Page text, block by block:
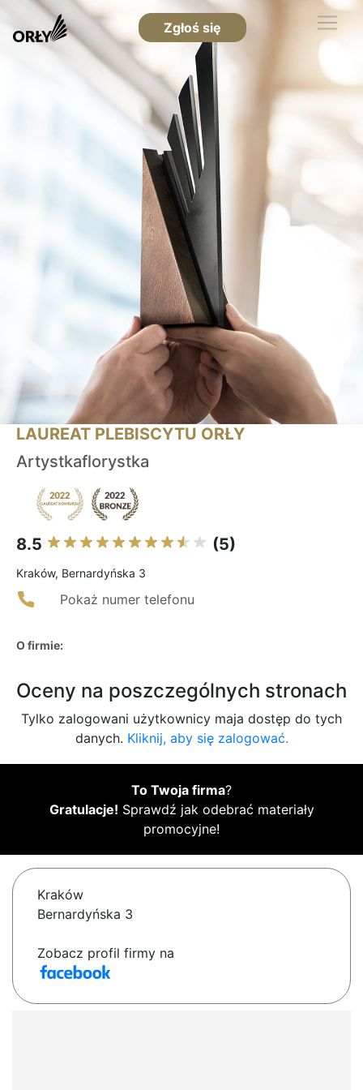
Zgłoś się
LAUREAT PLEBISCYTU ORŁY
Artystkaflorystka
8.5 (5)
Kraków, Bernardyńska 3
Pokaż numer telefonu
O firmie:
Oceny na poszczególnych stronach
Tylko zalogowani użytkownicy maja dostęp do tych
danych. Kliknij, aby się zalogować.
To Twoja firma?
Gratulacje! Sprawdź jak odebrać materiały
promocyjne!
Kraków
Bernardyńska 3
Zobacz profil firmy na